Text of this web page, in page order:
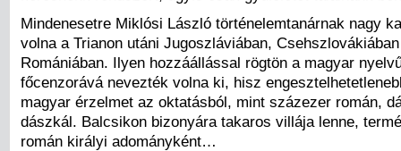
Mindenesetre Miklósi László történelemtanárnak nagy
volna a Trianon utáni Jugoszláviában,
Romániában. Ilyen hozzáállással rögtön a magyar
főcenzorává nevezték volna ki, hisz
magyar érzelmet az oktatásból, mint százezer román,
dászkál. Balcsikon bizonyára takaros villája lenne,
román királyi adományként…